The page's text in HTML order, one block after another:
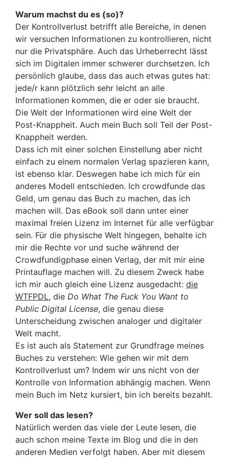
Warum machst du es (so)?
Der Kontrollverlust betrifft alle Bereiche, in denen
wir versuchen Informationen zu kontrollieren, nicht
nur die Privatsphäre. Auch das Urheberrecht lässt
sich im Digitalen immer schwerer durchsetzen. Ich
persönlich glaube, dass das auch etwas gutes hat:
jede/r kann plötzlich sehr leicht an alle
Informationen kommen, die er oder sie braucht.
Die Welt der Informationen wird eine Welt der
Post-Knappheit. Auch mein Buch soll Teil der Post-
Knappheit werden.
Dass ich mit einer solchen Einstellung aber nicht
einfach zu einem normalen Verlag spazieren kann,
ist ebenso klar. Deswegen habe ich mich für ein
anderes Modell entschieden. Ich crowdfunde das
Geld, um genau das Buch zu machen, das ich
machen will. Das eBook soll dann unter einer
maximal freien Lizenz im Internet für alle verfügbar
sein. Für die physische Welt hingegen, behalte ich
mir die Rechte vor und suche während der
Crowdfundigphase einen Verlag, der mit mir eine
Printauflage machen will. Zu diesem Zweck habe
ich mir auch gleich eine Lizenz ausgedacht: die
WTFPDL, die Do What The Fuck You Want to
Public Digital License, die genau diese
Unterscheidung zwischen analoger und digitaler
Welt macht.
Es ist auch als Statement zur Grundfrage meines
Buches zu verstehen: Wie gehen wir mit dem
Kontrollverlust um? Indem wir uns nicht von der
Kontrolle von Information abhängig machen. Wenn
mein Buch im Netz kursiert, bin ich bereits bezahlt.
Wer soll das lesen?
Natürlich werden das viele der Leute lesen, die
auch schon meine Texte im Blog und die in den
anderen Medien verfolgt haben. Aber mit diesem